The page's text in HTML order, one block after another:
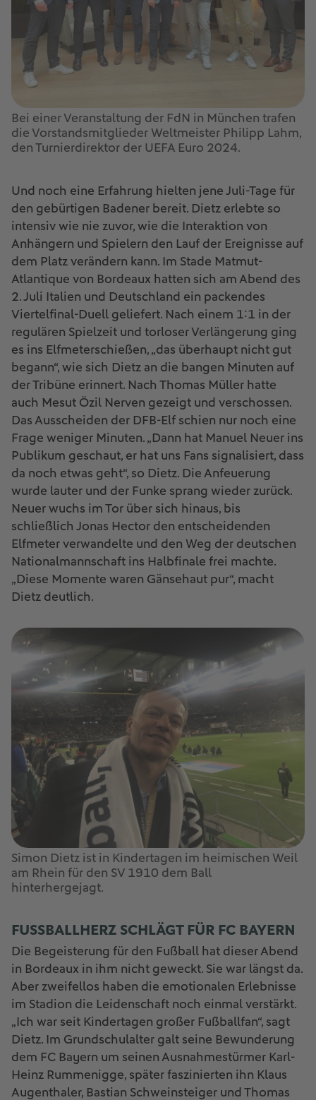
Bei einer Veranstaltung der FdN in München trafen
die Vorstandsmitglieder Weltmeister Philipp Lahm,
den Turnierdirektor der UEFA Euro 2024.
Und noch eine Erfahrung hielten jene Juli-Tage für
den gebürtigen Badener bereit. Dietz erlebte so
intensiv wie nie zuvor, wie die Interaktion von
Anhängern und Spielern den Lauf der Ereignisse auf
dem Platz verändern kann. Im Stade Matmut-
Atlantique von Bordeaux hatten sich am Abend des
2. Juli Italien und Deutschland ein packendes
Viertelfinal-Duell geliefert. Nach einem 1:1 in der
regulären Spielzeit und torloser Verlängerung ging
es ins Elfmeterschießen, „das überhaupt nicht gut
begann“, wie sich Dietz an die bangen Minuten auf
der Tribüne erinnert. Nach Thomas Müller hatte
auch Mesut Özil Nerven gezeigt und verschossen.
Das Ausscheiden der DFB-Elf schien nur noch eine
Frage weniger Minuten. „Dann hat Manuel Neuer ins
Publikum geschaut, er hat uns Fans signalisiert, dass
da noch etwas geht“, so Dietz. Die Anfeuerung
wurde lauter und der Funke sprang wieder zurück.
Neuer wuchs im Tor über sich hinaus, bis
schließlich Jonas Hector den entscheidenden
Elfmeter verwandelte und den Weg der deutschen
Nationalmannschaft ins Halbfinale frei machte.
„Diese Momente waren Gänsehaut pur“, macht
Dietz deutlich.
Simon Dietz ist in Kindertagen im heimischen Weil
am Rhein für den SV 1910 dem Ball
hinterhergejagt.
FUSSBALLHERZ SCHLÄGT FÜR FC BAYERN
Die Begeisterung für den Fußball hat dieser Abend
in Bordeaux in ihm nicht geweckt. Sie war längst da.
Aber zweifellos haben die emotionalen Erlebnisse
im Stadion die Leidenschaft noch einmal verstärkt.
„Ich war seit Kindertagen großer Fußballfan“, sagt
Dietz. Im Grundschulalter galt seine Bewunderung
dem FC Bayern um seinen Ausnahmestürmer Karl-
Heinz Rummenigge, später faszinierten ihn Klaus
Augenthaler, Bastian Schweinsteiger und Thomas